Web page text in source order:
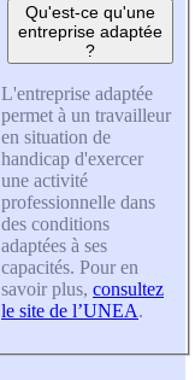
Qu'est-ce qu'une
entreprise adaptée
?
L'entreprise adaptée
permet à un travailleur
en situation de
handicap d'exercer
une activité
professionnelle dans
des conditions
adaptées à ses
capacités. Pour en
savoir plus, consultez
le site de l’UNEA.